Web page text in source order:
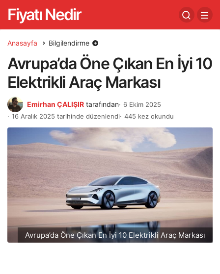
Fiyatı Nedir
Anasayfa Bilgilendirme
Avrupa’da Öne Çıkan En İyi 10
Elektrikli Araç Markası
Emirhan ÇALIŞIR tarafından 6 Ekim 2025
16 Aralık 2025 tarihinde düzenlendi
445 kez okundu
Avrupa’da Öne Çıkan En İyi 10 Elektrikli Araç Markası